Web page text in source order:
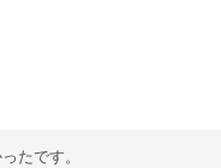
たです。